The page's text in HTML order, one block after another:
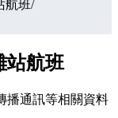
航班/
站航班
播通訊等相關資料